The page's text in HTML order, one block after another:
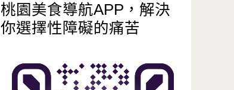
桃園美食導航APP，解決
你選擇性障礙的痛苦